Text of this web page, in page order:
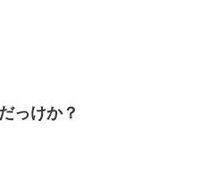
泊まりに来た結果→俺がヤバイｗ
っけか？